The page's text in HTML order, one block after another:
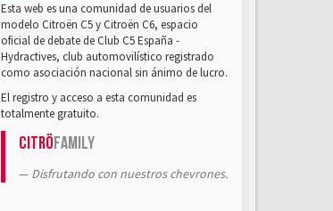
Esta web es una comunidad de usuarios del
modelo Citroën C5 y Citroën C6, espacio
oficial de debate de Club C5 España -
Hydractives, club automovilístico registrado
como asociación nacional sin ánimo de lucro.
El registro y acceso a esta comunidad es
totalmente gratuito.
CitröFamily
Disfrutando con nuestros chevrones.